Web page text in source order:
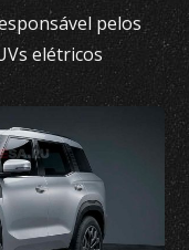
pelos
elétricos